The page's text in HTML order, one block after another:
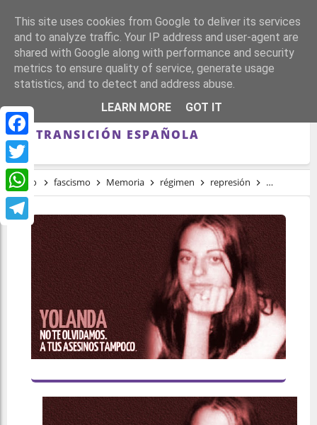
Facebook
Twitter
WhatsApp
Telegram
A 42 AÑOS DEL ASESINATO DE YOLANDA
GONZÁLEZ POR UNA BANDA FASCISTA EN
LA TRANSICIÓN ESPAÑOLA
Inicio fascismo Memoria régimen represión
This site uses cookies from Google to deliver its services
and to analyze traffic. Your IP address and user-agent are
shared with Google along with performance and security
metrics to ensure quality of service, generate usage
statistics, and to detect and address abuse.
LEARN MORE
GOT IT